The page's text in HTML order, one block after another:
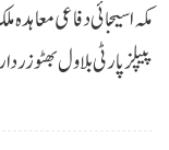
مکہ اسیجائی دفاعی معاہدہ
پیپلز پارٹی بلاول بھٹو